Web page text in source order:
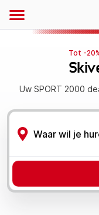
Tot -
Uw SPORT 2000